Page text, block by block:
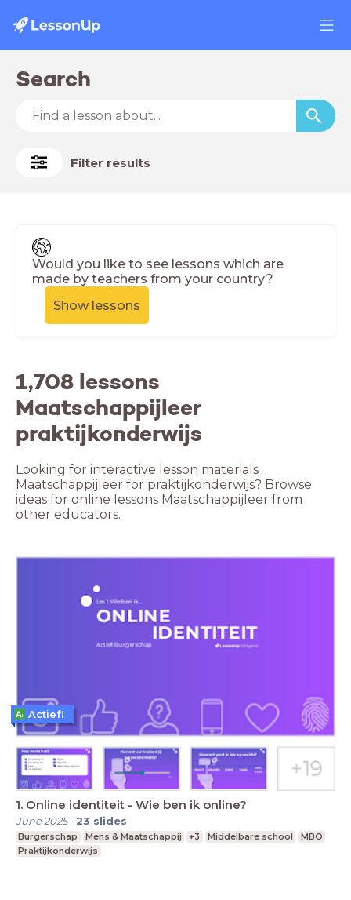
Search
Filter results
Would you like to see lessons which are
made by teachers from your country?
Show lessons
1,708 lessons
Maatschappijleer
praktijkonderwijs
Looking for interactive lesson materials
Maatschappijleer for praktijkonderwijs? Browse
ideas for online lessons Maatschappijleer from
other educators.
1. Online identiteit - Wie ben ik online?
June 2025- 23 slides
Burgerschap Mens & Maatschappij +3 Middelbare school
MBO
Praktijkonderwijs
Actief!